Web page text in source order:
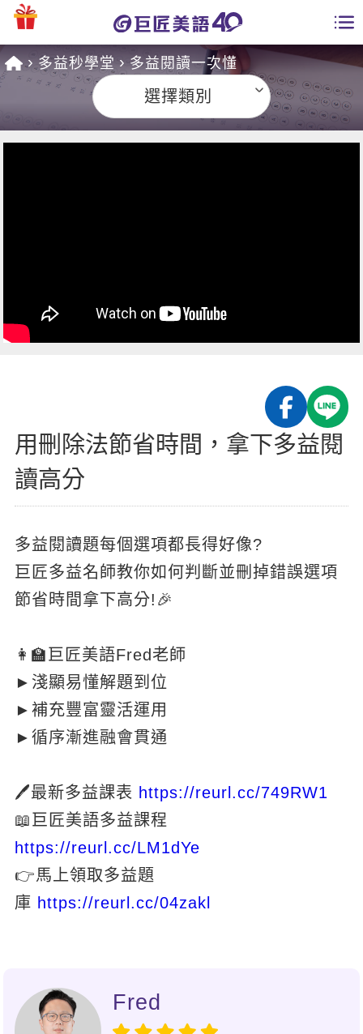
課程總覽
英文檢定
TOEFL 托福課程
英文聽力養成
基礎字彙
情境閱讀
英文文法技巧
Cengage TED Talks
CNN聽力強化
新聞英文
主題課程
英語俱樂部
ECAM
Let's Talk
線上真人
日語
韓語
西班牙語
外語即時通
兒童美語
更多
企業訓練
點讀筆教材
學習分享
活動花絮
企業服務
學員專區
Recruiting
多益秒學堂 多益閱讀一次懂
選擇類別
用刪除法節省時間，拿下多益閱
讀高分
多益閱讀題每個選項都長得好像?
巨匠多益名師教你如何判斷並刪掉錯誤選項
節省時間拿下高分!🎉
👩‍🏫巨匠美語Fred老師
►淺顯易懂解題到位
►補充豐富靈活運用
►循序漸進融會貫通
🖊最新多益課表 https://reurl.cc/749RW1
📖巨匠美語多益課程
https://reurl.cc/LM1dYe
👉馬上領取多益題
庫 https://reurl.cc/04zakl
Fred